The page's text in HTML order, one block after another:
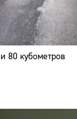
80 кубометров